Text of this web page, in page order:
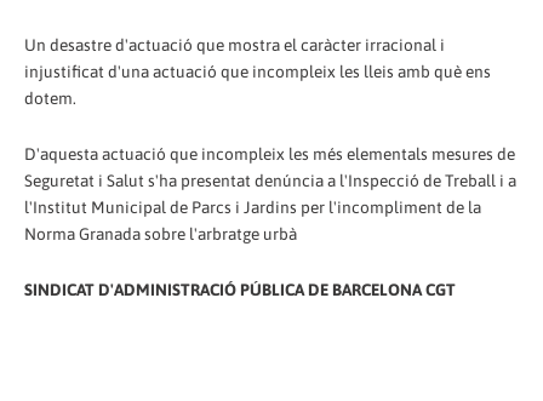
Un desastre d'actuació que mostra el caràcter irracional i
injustificat d'una actuació que incompleix les lleis amb què ens
dotem.
D'aquesta actuació que incompleix les més elementals mesures de
Seguretat i Salut s'ha presentat denúncia a l'Inspecció de Treball i a
l'Institut Municipal de Parcs i Jardins per l'incompliment de la
Norma Granada sobre l'arbratge urbà
SINDICAT D'ADMINISTRACIÓ PÚBLICA DE BARCELONA CGT